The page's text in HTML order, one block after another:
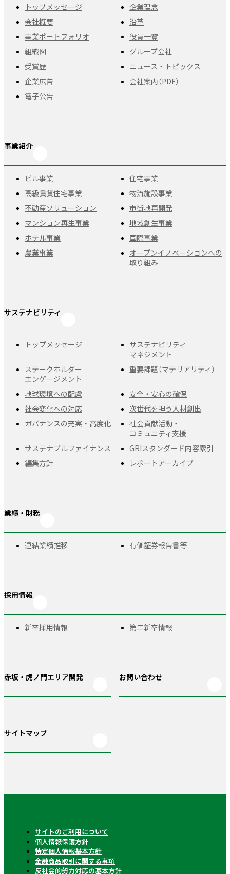
トップメッセージ 企業理念
会社概要 沿革
事業ポートフォリオ 役員一覧
組織図 グループ会社
受賞歴 ニュース・トピックス
企業広告 会社案内（PDF）
電子公告
事業紹介
ビル事業 住宅事業
高級賃貸住宅事業 物流施設事業
不動産ソリューション 市街地再開発
マンション再生事業 地域創生事業
ホテル事業 国際事業
農業事業
オープンイノベーションへの
取り組み
サステナビリティ
トップメッセージ
サステナビリティ
マネジメント
ステークホルダー
エンゲージメント
重要課題 （マテリアリティ）
地球環境への配慮 安全・安心の確保
社会変化への対応 次世代を担う人材創出
ガバナンスの充実・ 高度化
社会貢献活動・
コミュニティ支援
サステナブルファイナンス GRIスタンダード 内容索引
編集方針 レポートアーカイブ
業績・財務
連結業績推移 有価証券報告書等
採用情報
新卒採用情報 第二新卒情報
赤坂・虎ノ門 エリア開発 お問い合わせ
サイトマップ
サイトのご利用について
個人情報保護方針
特定個人情報基本方針
金融商品取引に関する事項
反社会的勢力対応の基本方針